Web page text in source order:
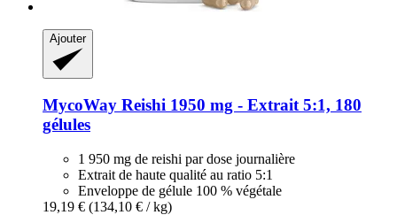
Ajouter
MycoWay Reishi 1950 mg -​ Extrait 5:1, 180
gélules
1 950 mg de reishi par dose journalière
Extrait de haute qualité au ratio 5:1
Enveloppe de gélule 100 % végétale
19,19 € (134,10 € / kg)